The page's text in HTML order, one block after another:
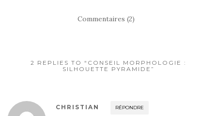
Commentaires (2)
2 REPLIES TO “CONSEIL MORPHOLOGIE :
SILHOUETTE PYRAMIDE”
CHRISTIAN RÉPONDRE